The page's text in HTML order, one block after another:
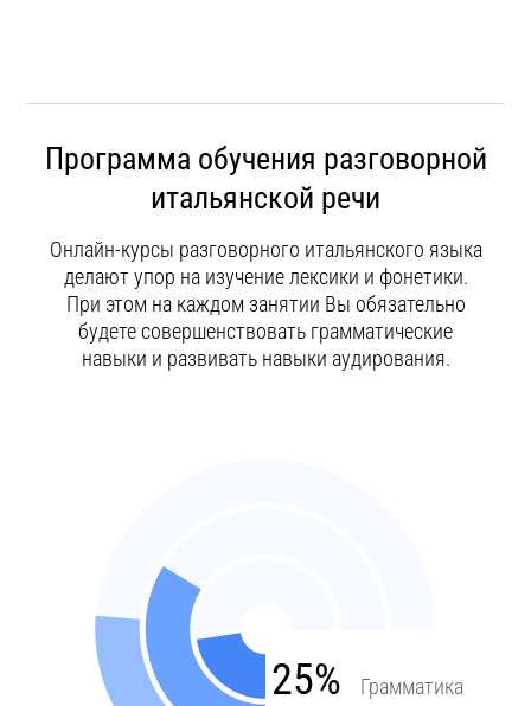
Программа обучения разговорной
итальянской речи
Онлайн-курсы разговорного итальянского языка
делают упор на изучение лексики и фонетики.
При этом на каждом занятии Вы обязательно
будете совершенствовать грамматические
навыки и развивать навыки аудирования.
25% Грамматика